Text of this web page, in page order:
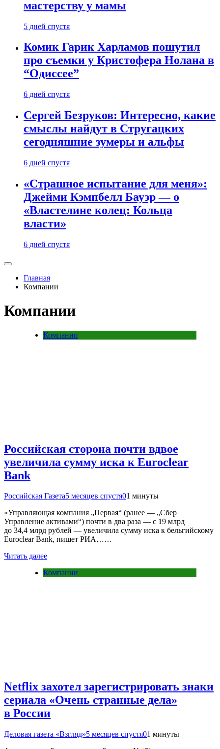
мастерству у мамы
5 дней спустя
Комик Гарик Харламов пошутил
про съемки у Кристофера Нолана в
“Одиссее”
6 дней спустя
Сергей Безруков: Интересно, какие
смыслы найдут в Стругацких
сегодняшние зумеры и альфы
6 дней спустя
«Страшное испытание для меня»:
Джейми Кэмпбелл Бауэр — о
«Властелине колец: Кольца
власти»
6 дней спустя
Главная
Компании
Компании
Компании
Российская сторона почти вдвое
увеличила сумму иска к Euroclear
Bank
Российская Газета5 месяцев спустя01 минуты
«Управляющая компания „Первая“ (ранее — „Сбер
Управление активами“) почти в два раза — с 19 млрд
до 34,4 млрд рублей — увеличила сумму иска к бельгийскому
Euroclear Bank, пишет РИА……
Читать далее
Компании
Netflix захотел зарегистрировать знаки
сериала «Очень странные дела»
в России
Деловая газета «Взгляд»5 месяцев спустя01 минуты